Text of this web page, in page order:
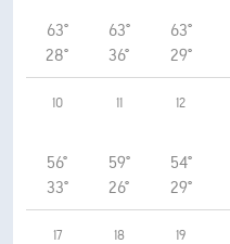
63°
28°
63°
36°
63°
29°
10
56°
33°
11
59°
26°
12
54°
29°
17 18 19